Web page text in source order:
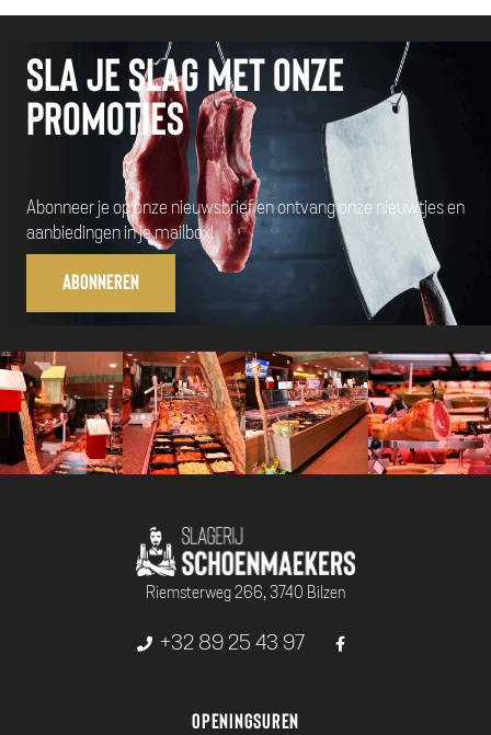
Sla je slag met onze
promoties
Abonneer je op onze nieuwsbrief en ontvang onze nieuwtjes en
aanbiedingen in je mailbox!
Abonneren
Riemsterweg 266, 3740 Bilzen
+32 89 25 43 97
Openingsuren